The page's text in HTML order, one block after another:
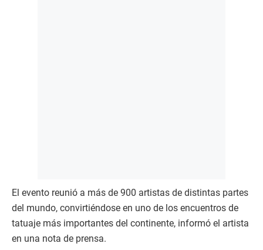
El evento reunió a más de 900 artistas de distintas partes
del mundo, convirtiéndose en uno de los encuentros de
tatuaje más importantes del continente, informó el artista
en una nota de prensa.